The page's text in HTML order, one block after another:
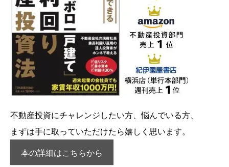
不動産投資にチャレンジしたい方、悩んでいる方、
まずは手に取っていただけたら嬉しく思います。
本の詳細はこちらから